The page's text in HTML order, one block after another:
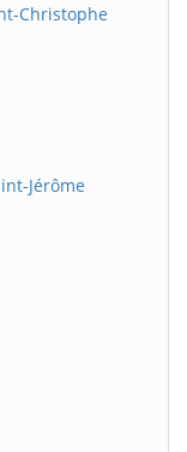
Christophe
Jérôme